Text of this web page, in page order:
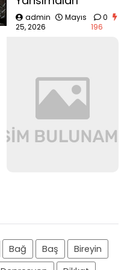
admin
Mayıs
25, 2026
0
196
Bağ Baş
Bireyin